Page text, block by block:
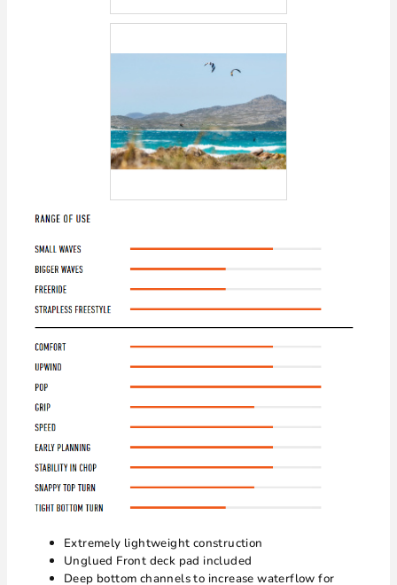
Extremely lightweight construction
Unglued Front deck pad included
Deep bottom channels to increase waterflow for